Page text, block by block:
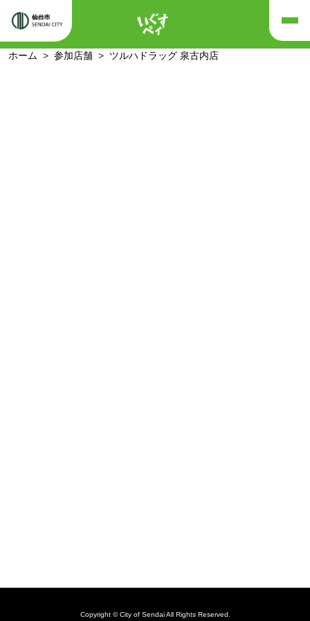
ホーム 参加店舗 ツルハドラッグ 泉古内店
Copyright © City of Sendai All Rights Reserved.